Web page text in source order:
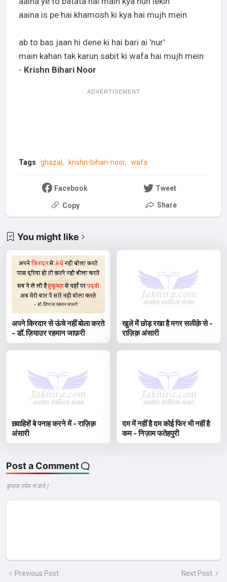
aaina is pe hai khamosh ki kya hai mujh mein
ab to bas jaan hi dene ki hai bari ai 'nur'
main kahan tak karun sabit ki wafa hai mujh mein
- Krishn Bihari Noor
ADVERTISEMENT
Tags ghazal krishn-bihari-noor wafa
Facebook Tweet
Copy Share
You might like
अपने किरदार से ऊंचे नहीं बोला करते
- डॉ. ज़ियाउर रहमान जाफ़री
खुले में छोड़ रखा है मगर सलीक़े से -
राज़िक़ अंसारी
ख़्वाहिशें बे पनाह करने में - राज़िक़
अंसारी
दम में नहीं है दम कोई फिर भी नहीं है
कम - निज़ाम फतेहपुरी
Post a Comment
कृपया स्पेम न करे |
Previous Post Next Post